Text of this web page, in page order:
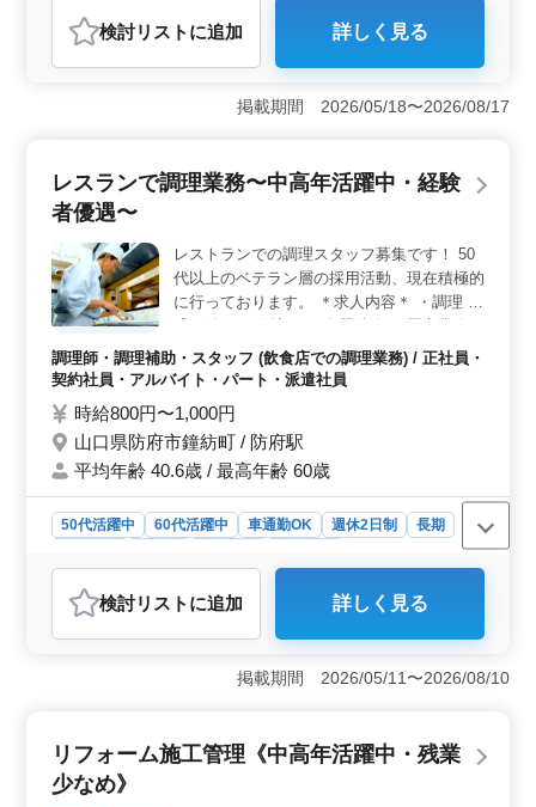
おすすめポイント
＜経験豊富な方にぴったりの職場＞ 建築意匠設計業務
において、ベテラン経験者が活躍できる職場です。基本
設計からCAD操作まで幅広い業務を担当し、豊富な経験
を活かすことができます。車通勤が可能なので、通勤の
た福利厚生が整っています。また、全額支給の通勤手当
もあり、経済的なサポートが受けられます。女性の方も
軟な働き方＞ 正社員と契約社員の雇用形態が選べるた
め、自身のライフスタイルやキャリアプランに合わせて
働くことができます。週5〜6日の勤務で、柔軟な働き方
が可能です。お気軽にお問い合わせください。
検討リスト に追加 詳しく見る
掲載期間 2026/05/18〜2026/08/17
レスランで調理業務〜中高年活躍中・経験
者優遇〜
レストランでの調理スタッフ募集です！ 50
代以上のベテラン層の採用活動、現在積極的
に行っております。 ＊求人内容＊ ・調理 ・
・店内清掃 ・調理補助 備考 ・社会保険完備
・勤務時間応相談 ・50代、60代の採用実績
調理師・調理補助・スタッフ (飲食店での調理業務) / 正社員・
契約社員・アルバイト・パート・派遣社員
時給800円〜1,000円
山口県防府市鐘紡町 / 防府駅
平均年齢 40.6歳 / 最高年齢 60歳
50代活躍中 60代活躍中 車通勤OK 週休2日制
長期
調理師・調理補助・スタッフ
おすすめポイント
＜中高年層の活躍＞ この職場はは50代、60代の経験豊
富な層も積極的に採用している点が魅力です。年齢を重
ねた方々がその経験を活かし、キャリアを継続できる環
し、勤務時間も相談に応じて調整可能です。これによ
り、ライフスタイルに合わせた働き方が選べ、ワークラ
検討リスト に追加 詳しく見る
掲載期間 2026/05/11〜2026/08/10
リフォーム施工管理《中高年活躍中・残業
少なめ》